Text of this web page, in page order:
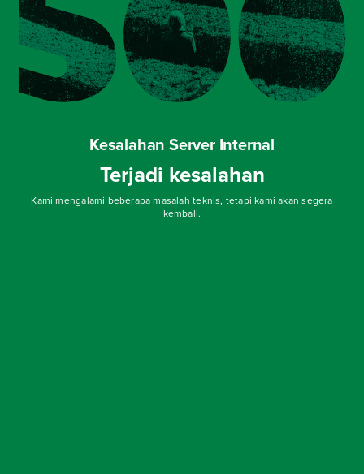
Kesalahan Server Internal
Terjadi kesalahan
Kami mengalami beberapa masalah teknis, tetapi kami akan segera
kembali.